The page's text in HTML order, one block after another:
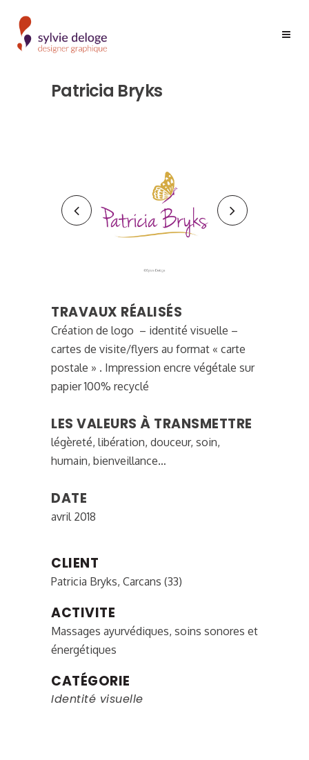
Patricia Bryks
TRAVAUX RÉALISÉS
Création de logo – identité visuelle –
cartes de visite/flyers au format « carte
postale » . Impression encre végétale sur
papier 100% recyclé
LES VALEURS À TRANSMETTRE
légèreté, libération, douceur, soin,
humain, bienveillance…
DATE
avril 2018
CLIENT
Patricia Bryks, Carcans (33)
ACTIVITE
Massages ayurvédiques, soins sonores et
énergétiques
CATÉGORIE
Identité visuelle